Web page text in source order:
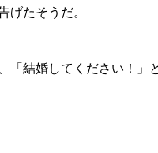
げたそうだ。
「結婚してください！」